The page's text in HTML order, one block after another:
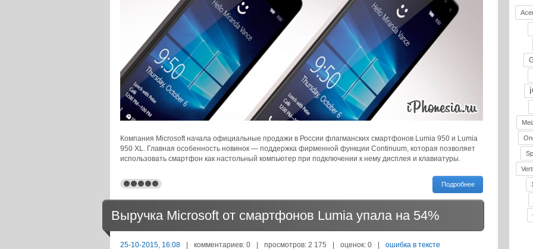
Компания Microsoft начала официальные продажи в России флагманских смартфонов Lumia 950 и Lumia
950 XL. Главная особенность новинок — поддержка фирменной функции Continuum, которая позволяет
использовать смартфон как настольный компьютер при подключении к нему дисплея и клавиатуры.
Подробнее
Выручка Microsoft от смартфонов Lumia упала на 54%
25-10-2015, 16:08 | комментариев: 0 | просмотров: 2 175 | оценок: 0 | ошибка в тексте